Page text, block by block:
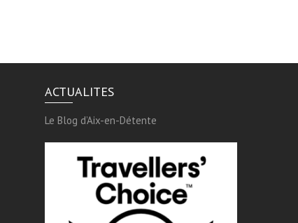
ACTUALITES
Le Blog d’Aix-en-Détente